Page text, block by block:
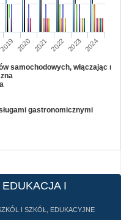
2019 2020 2021 2022 2023 2024
samochodowych, włączając
gastronomicznymi
EDUKACJA I
I SZKÓŁ, EDUKACYJNE